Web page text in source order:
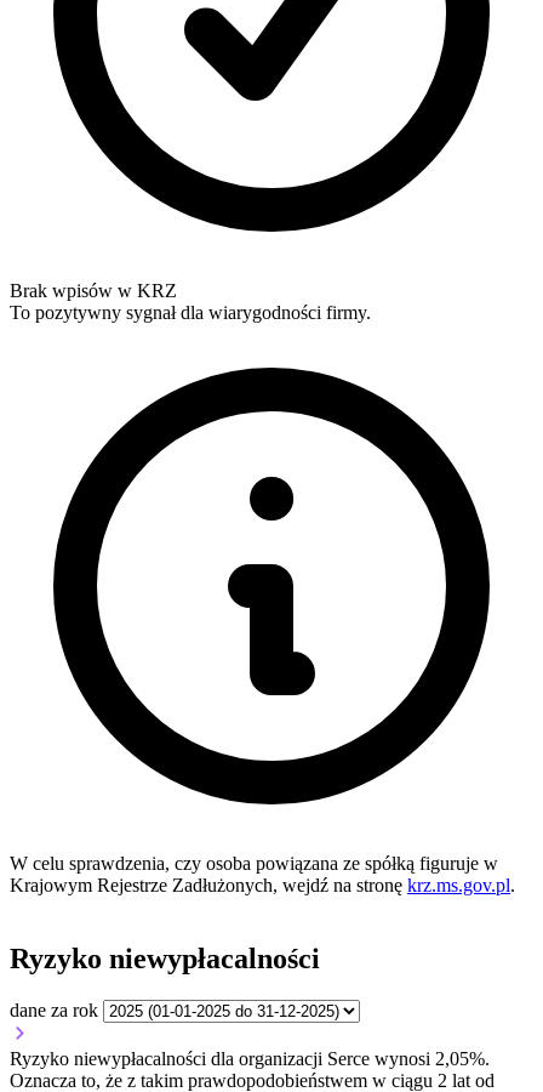
Brak wpisów w KRZ
To pozytywny sygnał dla wiarygodności firmy.
W celu sprawdzenia, czy osoba powiązana ze spółką figuruje w
Krajowym Rejestrze Zadłużonych, wejdź na stronę krz.ms.gov.pl.
Ryzyko niewypłacalności
dane za rok
Ryzyko niewypłacalności dla organizacji Serce wynosi 2,05%.
Oznacza to, że z takim prawdopodobieństwem w ciągu 2 lat od